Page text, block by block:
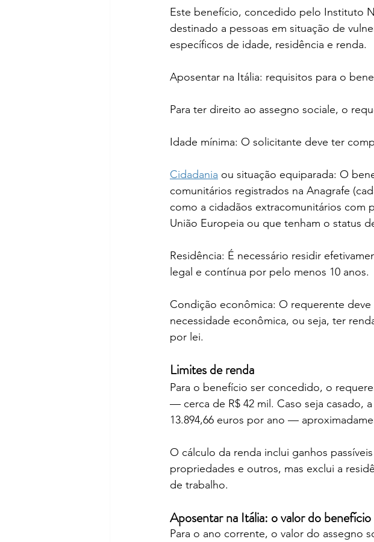
Este benefício, concedido pelo Instituto
destinado a pessoas em situação de
específicos de idade, residência e renda.
Aposentar na Itália: requisitos para o
Para ter direito ao assegno sociale, o
Idade mínima: O solicitante deve ter
Cidadania ou situação equiparada: O
comunitários registrados na Anagrafe
como a cidadãos extracomunitários com
União Europeia ou que tenham o status
Residência: É necessário residir
legal e contínua por pelo menos 10 anos.
Condição econômica: O requerente
necessidade econômica, ou seja, ter
por lei.
Limites de renda
Para o benefício ser concedido, o
— cerca de R$ 42 mil. Caso seja casado,
13.894,66 euros por ano —
O cálculo da renda inclui ganhos
propriedades e outros, mas exclui a
de trabalho.
Aposentar na Itália: o valor do benefício
Para o ano corrente, o valor do assegno